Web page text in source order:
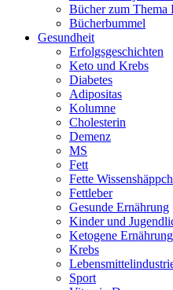
Bücher zum Thema
Bücherbummel
Gesundheit
Erfolgsgeschichten
Keto und Krebs
Diabetes
Adipositas
Kolumne
Cholesterin
Demenz
MS
Fett
Fette
Fettleber
Gesunde Ernährung
Kinder und
Ketogene
Krebs
Sport